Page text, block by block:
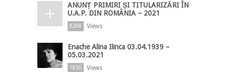
ANUNȚ PRIMIRI ȘI TITULARIZĂRI ÎN
U.A.P. DIN ROMÂNIA – 2021
8268 Views
Enache Alina Ilinca 03.04.1939 –
05.03.2021
7856 Views